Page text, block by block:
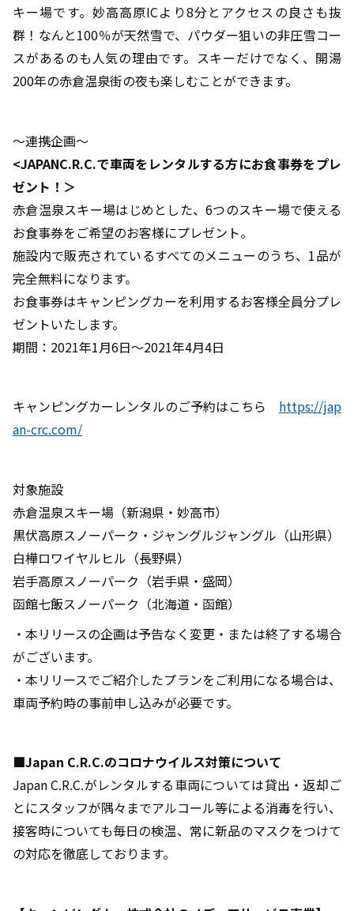
キー場です。妙高高原ICより8分とアクセスの良さも抜
群！なんと100％が天然雪で、パウダー狙いの非圧雪コー
スがあるのも人気の理由です。スキーだけでなく、開湯
200年の赤倉温泉街の夜も楽しむことができます。
～連携企画～
<JAPANC.R.C.で車両をレンタルする方にお食事券をプレ
ゼント！＞
赤倉温泉スキー場はじめとした、6つのスキー場で使える
お食事券をご希望のお客様にプレゼント。
施設内で販売されているすべてのメニューのうち、1品が
完全無料になります。
お食事券はキャンピングカーを利用するお客様全員分プレ
ゼントいたします。
期間：2021年1月6日～2021年4月4日
キャンピングカーレンタルのご予約はこちら https://jap
an-crc.com/
対象施設
赤倉温泉スキー場（新潟県・妙高市）
黒伏高原スノーパーク・ジャングルジャングル（山形県）
白樺ロワイヤルヒル（長野県）
岩手高原スノーパーク（岩手県・盛岡）
函館七飯スノーパーク（北海道・函館）
・本リリースの企画は予告なく変更・または終了する場合
がございます。
・本リリースでご紹介したプランをご利用になる場合は、
車両予約時の事前申し込みが必要です。
■Japan C.R.C.のコロナウイルス対策について
Japan C.R.C.がレンタルする車両については貸出・返却ご
とにスタッフが隅々までアルコール等による消毒を行い、
接客時についても毎日の検温、常に新品のマスクをつけて
の対応を徹底しております。